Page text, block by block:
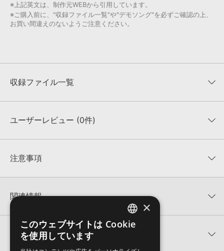
※上記英文は、制作元WEBから引用しています。
※ご購入前に、"収録ファイル一覧"や"デモソング"を必ずご確認の上、
お買い間違えのないようご注意ください。
収録ファイル一覧
収録ファイル一覧
ユーザーレビュー (0件)
★★★★★
★5
★2
★1
0%
注意事項
KONTAKTフォーマットは、
でお使いいただけます。無償版のKONTAKT PLAYERではお使いい
ただけませんので、ご注意ください。また、「ライブラリ・タブ」
への表示にも対応しておりません。
4GBを超えるデータに関するご注意：
FAT32でフォーマットされた
HDDには、1ファイル4GBを超えるデータを格納することができま
関連情報
LOOPTRONIKS 製品一覧
PITのサポート情報
関連サポート情報
ENGLISH
×
このウェブサイトは Cookie
を使用しています